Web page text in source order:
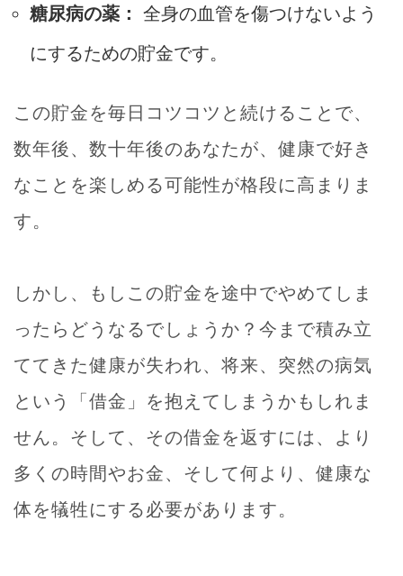
糖尿病の薬：
全身の血管を傷つけないよう
にするための貯金です。
この貯金を毎日コツコツと続けることで、
数年後、数十年後のあなたが、健康で好き
なことを楽しめる可能性が格段に高まりま
す。
しかし、もしこの貯金を途中でやめてしま
ったらどうなるでしょうか？今まで積み立
ててきた健康が失われ、将来、突然の病気
という「借金」を抱えてしまうかもしれま
せん。そして、その借金を返すには、より
多くの時間やお金、そして何より、健康な
体を犠牲にする必要があります。